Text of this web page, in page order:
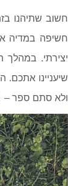
חשוב שתיהנו
חשיפה במדיה
יצירתי.
שיעניינו אתכם.
ולא סתם ספר –